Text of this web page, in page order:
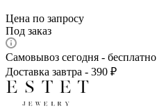
Цена по запросу
Под заказ
Самовывоз сегодня - бесплатно
Доставка завтра - 390 ₽